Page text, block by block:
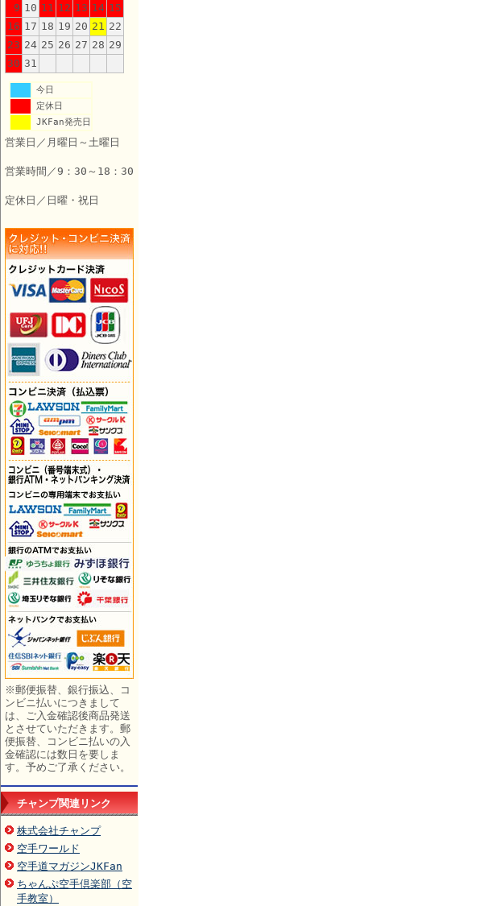
9 10 11 12 13 14 15
16 17 18 19 20 21 22
23 24 25 26 27 28 29
30 31
今日
定休日
JKFan発売日
営業日／月曜日～土曜日
営業時間／9：30～18：30
定休日／日曜・祝日
※郵便振替、銀行振込、コ
ンビニ払いにつきまして
は、ご入金確認後商品発送
とさせていただきます。郵
便振替、コンビニ払いの入
金確認には数日を要しま
す。予めご了承ください。
チャンプ関連リンク
株式会社チャンプ
空手ワールド
空手道マガジンJKFan
ちゃんぷ空手倶楽部（空
手教室）